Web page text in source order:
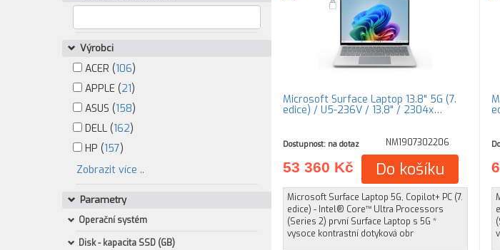
Výrobci
ACER (106)
APPLE (21)
ASUS (158)
DELL (162)
HP (157)
Zobrazit více ..
Parametry
Operační systém
Disk - kapacita SSD (GB)
Microsoft Surface Laptop 13.8" 5G (7.
edice) / U5-236V / 13,8" / 2304x…
Dostupnost: na dotaz NM1907302206
53 360 Kč Do košíku
Microsoft Surface Laptop 5G, Copilot+ PC (7.
edice) - Intel® Core™ Ultra Processors
(Series 2) první Surface Laptop s 5G *
vysoce kontrastní dotyková obr